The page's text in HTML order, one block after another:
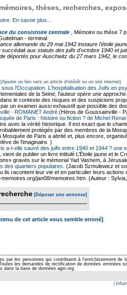
thèses, recherches,
En savoir plus…
du consistoire centrale , Mémoire ou thèse 7
- terminal
allemande du 29 mai 1942 instaure l'étoile
aux statuts des juifs d'octobre 1940 et
déportés pour Auschwitz du 27 mars 1942, le
[Ajouter un lien vers un article d'intérêt ou un site internet]
l'Occupation. L'hospitalisation des Juifs en
de la Seine, l'auteur opère une
le contexte des risques et des suspicions
un examen aussi exhaustif que possible des
- ROMANET André (Héros de Goussainville -
de Paris : histoire ou fiction ? de Michel
avec la vérité historique. Il est exact que le
protégés par des membres de la
Mosquée de Paris a abrité et, plus encore,
de l'imaginaire. )
a-t-elle sauvé des juifs entre 1940 et 1944 ? une
de publier un livre intitulé L’Étoile jaune et le
gravés sur le mémorial Yad Vashem, à
des quartiers populaires. (Jacob Szmulewicz et
ils racontent leur vie et en particulier leurs
jan08/memoires.htm. (Auteur :
[Déposer une annonce]
de cet article vous semble erroné]
par les personnes qui contribuent à l'enrichissement
les demandes de rectification de données
dans la base de données ajpn.org